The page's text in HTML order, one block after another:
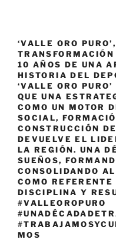
el
3
de
‘VALLE ORO
10 AÑOS DE UNA
HISTORIA DEL
‘VALLE ORO
QUE UNA
COMO UN MOTOR
SOCIAL,
CONSTRUCCIÓN
DEVUELVE EL
LA REGIÓN. UNA
SUEÑOS,
CONSOLIDANDO
COMO
DISCIPLINA Y
#VALLEOROPURO
MOS